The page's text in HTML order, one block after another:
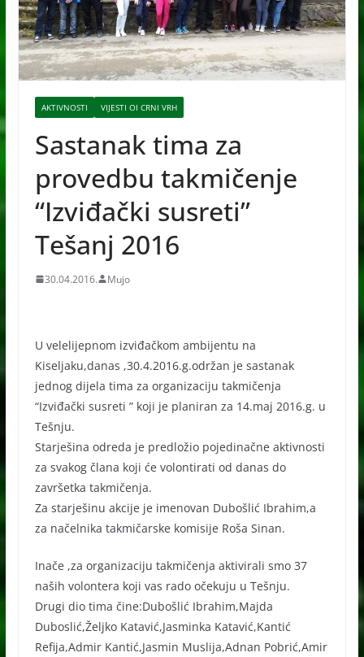
AKTIVNOSTI VIJESTI OI CRNI VRH
Sastanak tima za
provedbu takmičenje
“Izviđački susreti”
Tešanj 2016
30.04.2016. Mujo
U velelijepnom izviđačkom ambijentu na
Kiseljaku,danas ,30.4.2016.g.održan je sastanak
jednog dijela tima za organizaciju takmičenja
“Izviđački susreti ” koji je planiran za 14.maj 2016.g. u
Tešnju.
Starješina odreda je predložio pojedinačne aktivnosti
za svakog člana koji će volontirati od danas do
završetka takmičenja.
Za starješinu akcije je imenovan Dubošlić Ibrahim,a
za načelnika takmičarske komisije Roša Sinan.
Inače ,za organizaciju takmičenja aktivirali smo 37
naših volontera koji vas rado očekuju u Tešnju.
Drugi dio tima čine:Dubošlić Ibrahim,Majda
Duboslić,Željko Katavić,Jasminka Katavić,Kantić
Refija,Admir Kantić,Jasmin Muslija,Adnan Pobrić,Amir